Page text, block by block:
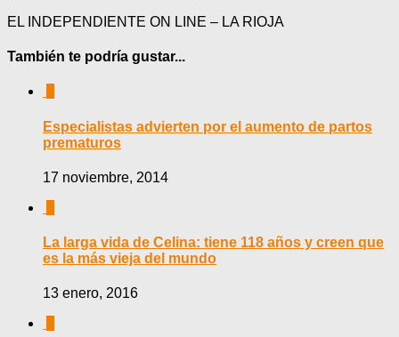
EL INDEPENDIENTE ON LINE – LA RIOJA
También te podría gustar...
Especialistas advierten por el aumento de partos
prematuros
17 noviembre, 2014
La larga vida de Celina: tiene 118 años y creen que
es la más vieja del mundo
13 enero, 2016